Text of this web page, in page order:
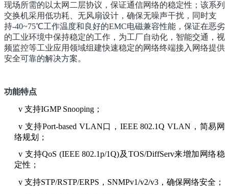
现场所需的以太网二层协议，保证通信网络的稳定性；该系列
交换机采用低功耗、无风扇设计，确保无噪声干扰，同时支
持-40~75℃工作温度和良好的EMC电磁兼容性能，保证在恶劣
的工业环境中保持稳定的工作，为工厂自动化，智能交通，视
频监控等工业应用领域组建快速稳定的网络终端接入网络提供
安全可靠的解决方案。
功能特点
v 支持IGMP Snooping ；
v 支持Port-based VLAN口， IEEE 802.1Q VLAN ，简易网
络规划；
v 支持QoS (IEEE 802.1p/1Q)及 TOS/DiffServ来增加网络稳
定性；
v 支持STP/RSTP/ERPS ， SNMPv1/v2/v3 ，确保网络安全；